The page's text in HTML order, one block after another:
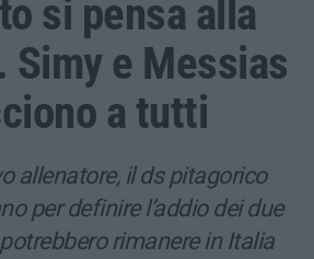
si pensa alla
Simy e Messias
a tutti
allenatore, il ds pitagorico
per definire l’addio dei due
rimanere in Italia